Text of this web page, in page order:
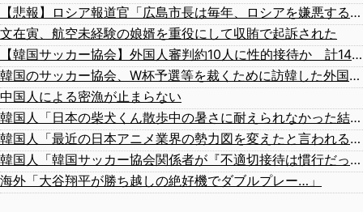
【悲報】ロシア報道官「広島市長は毎年、ロシアを嫌悪する『偽りの呪文』を繰り返し、日本人をゾンビ化させている」と主張
文在寅、航空未経験の娘婿を重役にして収賄で起訴された
【韓国サッカー協会】外国人審判約10人に性的接待か 計1496回、約2億ウォン（約2200万円）
韓国のサッカー協会、W杯予選等を裁くために訪韓した外国人審判を「性接待」していた……大して強くもないチームが潤沢な予算を持ってりゃそうなるわな
中国人による密漁が止まらない
韓国人「日本の柴犬くん散歩中の暑さに耐えられなかった結果」
韓国人「最近の日本アニメ業界の勢力図を変えたと言われる作品がこちら…」→「こういうのが面白い…（ﾌﾞﾙﾌﾞﾙ」＝韓国の反応
韓国人「韓国サッカー協会関係者が『不適切接待は慣行だった』と衝撃発言！日韓ワールドカップ4強にも疑いの視線が向けられる」
海外「大谷翔平が勝ち越しの絶好機でダブルプレー…」